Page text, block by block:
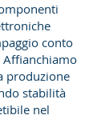
conto
produzione
stabilità
nel